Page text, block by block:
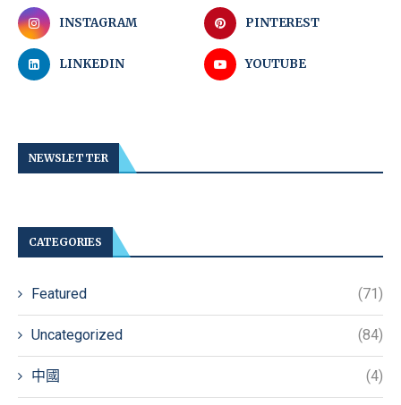
INSTAGRAM PINTEREST
LINKEDIN YOUTUBE
NEWSLETTER
CATEGORIES
Featured (71)
Uncategorized (84)
中國 (4)